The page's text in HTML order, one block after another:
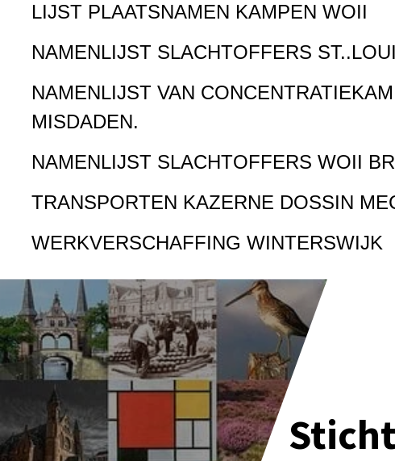
LIJST PLAATSNAMEN KAMPEN WOII
NAMENLIJST SLACHTOFFERS
NAMENLIJST VAN
MISDADEN.
NAMENLIJST SLACHTOFFERS WOII
TRANSPORTEN KAZERNE DOSSIN
WERKVERSCHAFFING WINTERSWIJK